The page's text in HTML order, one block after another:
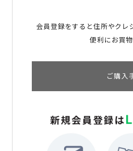
会員登録をすると住所やクレ
便利にお買物
ご購入